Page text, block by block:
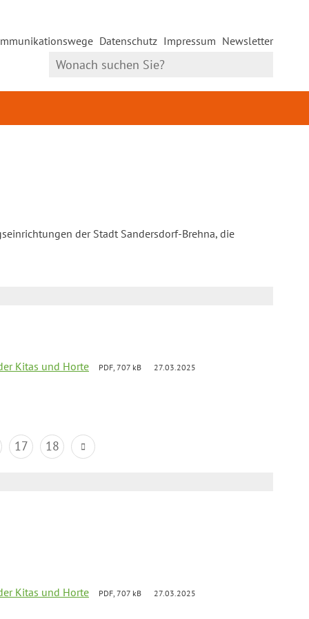
Datenschutz Impressum Newsletter
der Stadt Sandersdorf-Brehna, die
Kitas und Horte PDF, 707 kB 27.03.2025
17 18
Kitas und Horte PDF, 707 kB 27.03.2025